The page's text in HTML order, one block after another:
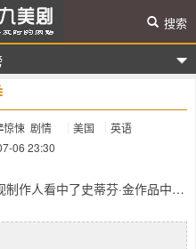
搜索
惊悚 剧情 美国
英语
06 23:30
制作人看中了史蒂芬·金作品中知
部惊悚题材的美剧。《迷雾》应